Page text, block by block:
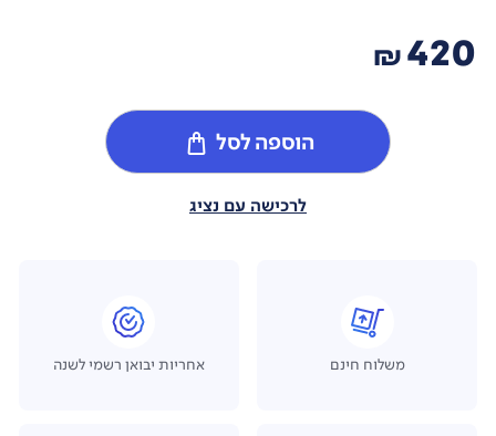
420
₪
הוספה לסל
לרכישה עם נציג
משלוח חינם אחריות יבואן רשמי לשנה